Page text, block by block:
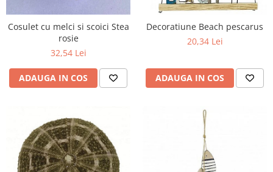
Decoratiuni care se agata
Tablouri
Cosulet cu melci si scoici Stea
rosie
32,54 Lei
ADAUGA IN COS
Decoratiune Beach pescarus
20,34 Lei
ADAUGA IN COS